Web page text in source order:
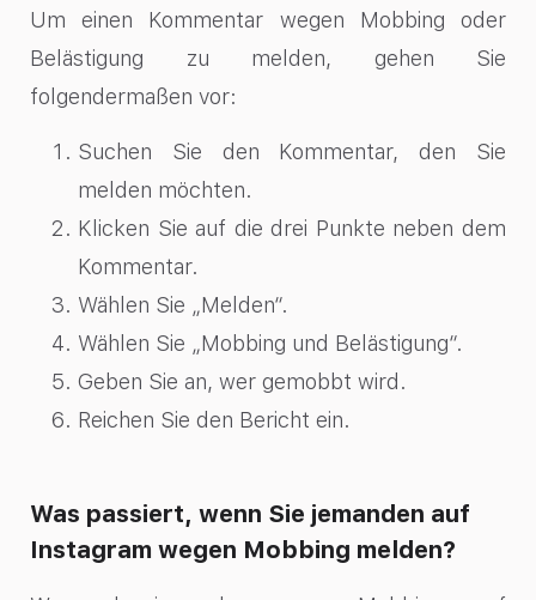
Um einen Kommentar wegen Mobbing oder
Belästigung zu melden, gehen Sie
folgendermaßen vor:
Suchen Sie den Kommentar, den Sie
melden möchten.
Klicken Sie auf die drei Punkte neben dem
Kommentar.
Wählen Sie „Melden“.
Wählen Sie „Mobbing und Belästigung“.
Geben Sie an, wer gemobbt wird.
Reichen Sie den Bericht ein.
Was passiert, wenn Sie jemanden auf
Instagram wegen Mobbing melden?